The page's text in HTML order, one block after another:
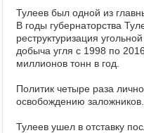
Тулеев был одной из
В годы губернаторства
реструктуризация
добыча угля с 1998 по
миллионов тонн в год.
Политик четыре раза
освобождению заложников.
Тулеев ушел в отставку